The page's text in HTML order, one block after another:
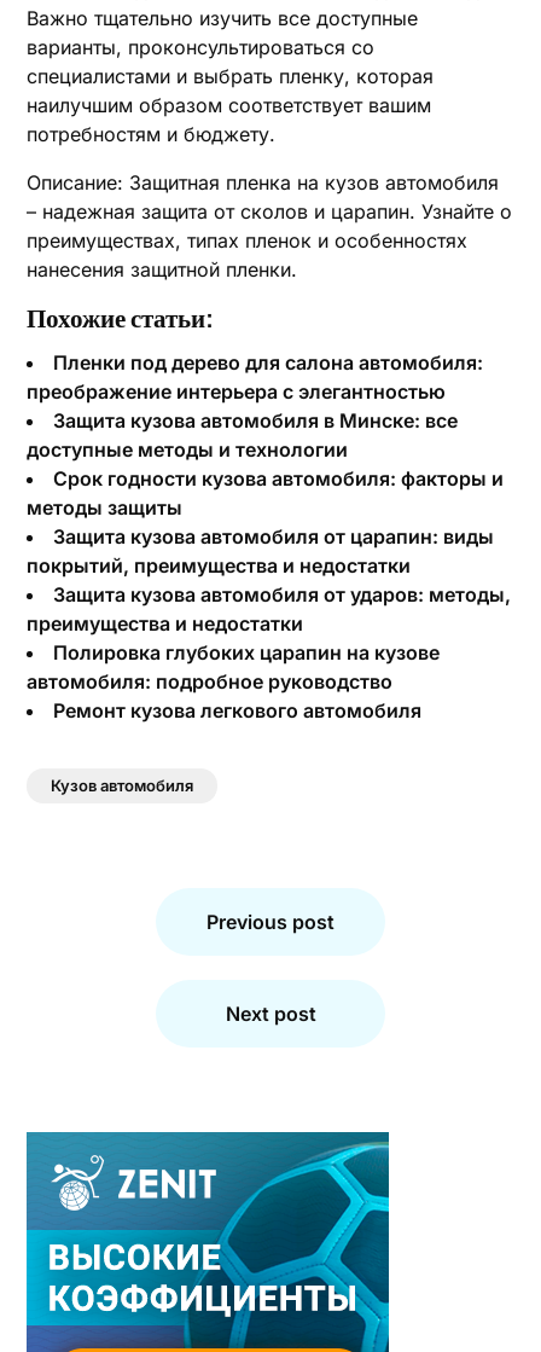
Важно тщательно изучить все доступные
варианты, проконсультироваться со
специалистами и выбрать пленку, которая
наилучшим образом соответствует вашим
потребностям и бюджету.
Описание: Защитная пленка на кузов автомобиля
– надежная защита от сколов и царапин. Узнайте о
преимуществах, типах пленок и особенностях
нанесения защитной пленки.
Похожие статьи:
Пленки под дерево для салона автомобиля:
преображение интерьера с элегантностью
Защита кузова автомобиля в Минске: все
доступные методы и технологии
Срок годности кузова автомобиля: факторы и
методы защиты
Защита кузова автомобиля от царапин: виды
покрытий, преимущества и недостатки
Защита кузова автомобиля от ударов: методы,
преимущества и недостатки
Полировка глубоких царапин на кузове
автомобиля: подробное руководство
Ремонт кузова легкового автомобиля
Кузов автомобиля
Previous post
Next post